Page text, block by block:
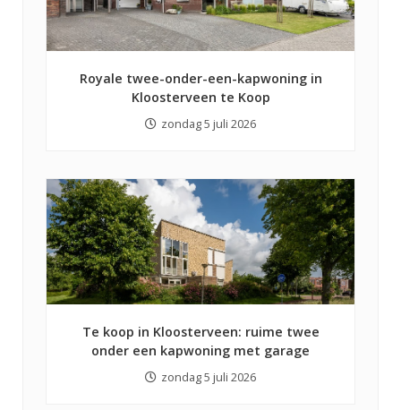
Royale twee-onder-een-kapwoning in
Kloosterveen te Koop
zondag 5 juli 2026
Te koop in Kloosterveen: ruime twee
onder een kapwoning met garage
zondag 5 juli 2026